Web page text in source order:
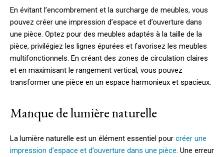
En évitant l’encombrement et la surcharge de meubles, vous
pouvez créer une impression d’espace et d’ouverture dans
une pièce. Optez pour des meubles adaptés à la taille de la
pièce, privilégiez les lignes épurées et favorisez les meubles
multifonctionnels. En créant des zones de circulation claires
et en maximisant le rangement vertical, vous pouvez
transformer une pièce en un espace harmonieux et spacieux.
Manque de lumière naturelle
La lumière naturelle est un élément essentiel pour créer une
impression d’espace et d’ouverture dans une pièce. Une erreur